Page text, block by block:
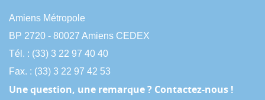
Amiens Métropole
BP 2720 - 80027 Amiens CEDEX
Tél. : (33) 3 22 97 40 40
Fax. : (33) 3 22 97 42 53
Une question, une remarque ? Contactez-nous !